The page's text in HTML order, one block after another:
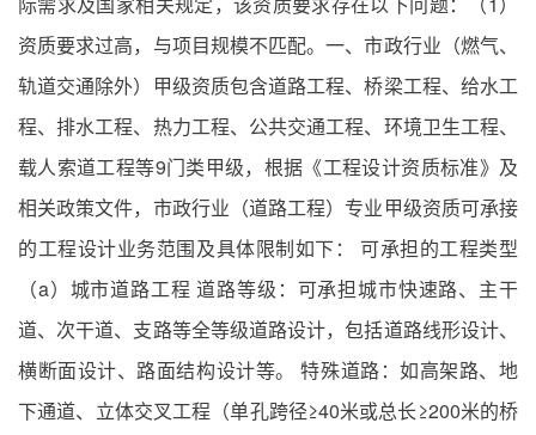
资质要求过高，与项目规模不匹配。一、市政行业（燃气、
轨道交通除外）甲级资质包含道路工程、桥梁工程、给水工
程、排水工程、热力工程、公共交通工程、环境卫生工程、
载人索道工程等9门类甲级，根据《工程设计资质标准》及
相关政策文件，市政行业（道路工程）专业甲级资质可承接
的工程设计业务范围及具体限制如下： 可承担的工程类型
（a）城市道路工程 道路等级：可承担城市快速路、主干
道、次干道、支路等全等级道路设计，包括道路线形设计、
横断面设计、路面结构设计等。 特殊道路：如高架路、地
下通道、立体交叉工程（单孔跨径≥40米或总长≥200米的桥